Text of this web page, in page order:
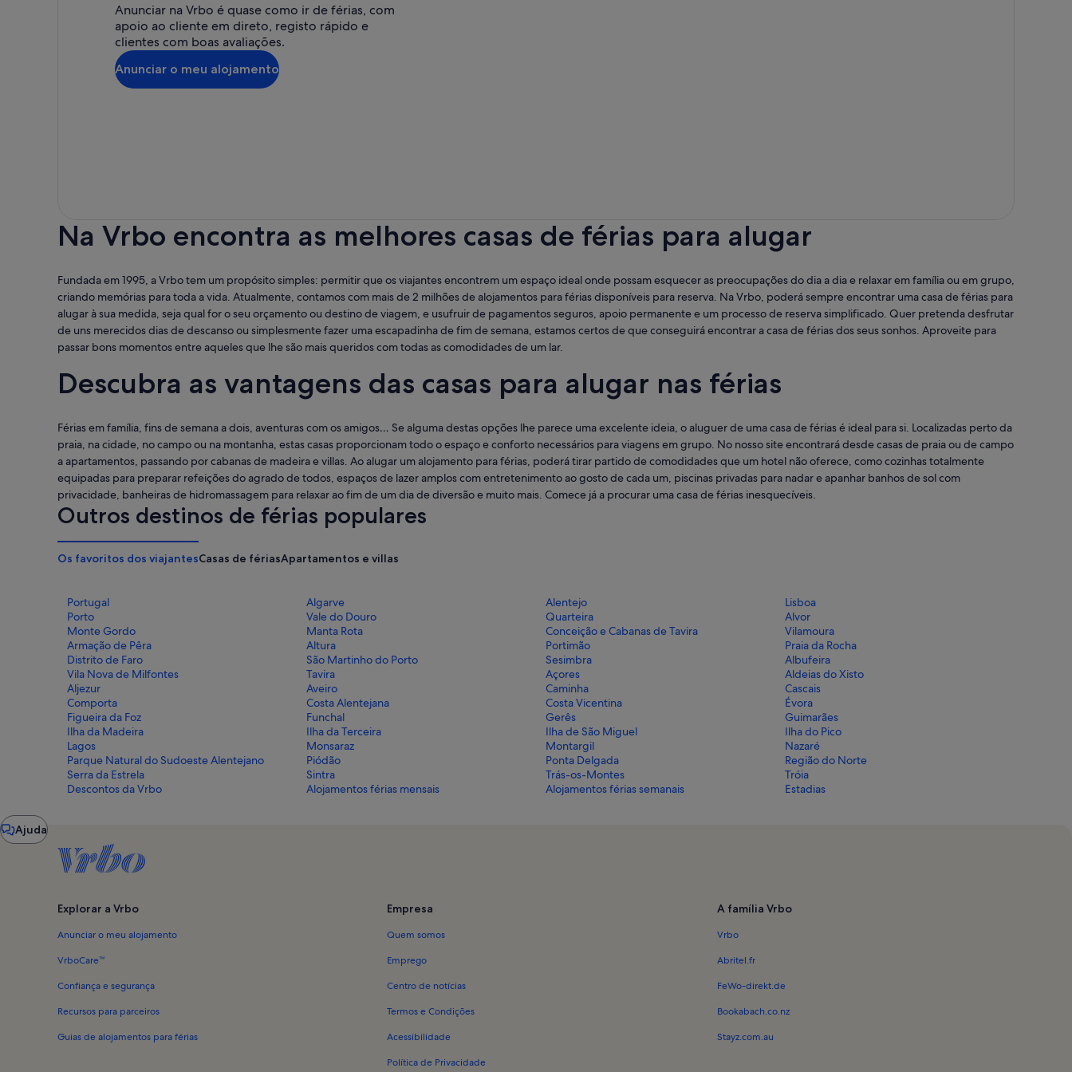
Anunciar na Vrbo é quase como ir de férias, com
apoio ao cliente em direto, registo rápido e
clientes com boas avaliações.
Anunciar o meu alojamento
Na Vrbo encontra as melhores casas de férias para alugar
Fundada em 1995, a Vrbo tem um propósito simples: permitir que os viajantes encontrem um espaço ideal onde possam esquecer as preocupações do dia a dia e relaxar em família ou em grupo,
criando memórias para toda a vida. Atualmente, contamos com mais de 2 milhões de alojamentos para férias disponíveis para reserva. Na Vrbo, poderá sempre encontrar uma casa de férias para
alugar à sua medida, seja qual for o seu orçamento ou destino de viagem, e usufruir de pagamentos seguros, apoio permanente e um processo de reserva simplificado. Quer pretenda desfrutar
de uns merecidos dias de descanso ou simplesmente fazer uma escapadinha de fim de semana, estamos certos de que conseguirá encontrar a casa de férias dos seus sonhos. Aproveite para
passar bons momentos entre aqueles que lhe são mais queridos com todas as comodidades de um lar.
Descubra as vantagens das casas para alugar nas férias
Férias em família, fins de semana a dois, aventuras com os amigos… Se alguma destas opções lhe parece uma excelente ideia, o aluguer de uma casa de férias é ideal para si. Localizadas perto da
praia, na cidade, no campo ou na montanha, estas casas proporcionam todo o espaço e conforto necessários para viagens em grupo. No nosso site encontrará desde casas de praia ou de campo
a apartamentos, passando por cabanas de madeira e villas. Ao alugar um alojamento para férias, poderá tirar partido de comodidades que um hotel não oferece, como cozinhas totalmente
equipadas para preparar refeições do agrado de todos, espaços de lazer amplos com entretenimento ao gosto de cada um, piscinas privadas para nadar e apanhar banhos de sol com
privacidade, banheiras de hidromassagem para relaxar ao fim de um dia de diversão e muito mais. Comece já a procurar uma casa de férias inesquecíveis.
Outros destinos de férias populares
Os favoritos dos viajantesCasas de fériasApartamentos e villas
Portugal Algarve Alentejo
Lisboa
Porto
Vale do Douro Quarteira
Alvor
Monte Gordo
Manta Rota Conceição e Cabanas de Tavira
Vilamoura
Armação de Pêra
Altura Portimão
Praia da Rocha
Distrito de Faro
São Martinho do Porto Sesimbra
Albufeira
Vila Nova de Milfontes
Tavira Açores
Aldeias do Xisto
Aljezur
Aveiro Caminha
Cascais
Comporta
Costa Alentejana Costa Vicentina
Évora
Figueira da Foz
Funchal Gerês
Guimarães
Ilha da Madeira
Ilha da Terceira Ilha de São Miguel
Ilha do Pico
Lagos
Monsaraz Montargil
Nazaré
Parque Natural do Sudoeste Alentejano
Piódão Ponta Delgada
Região do Norte
Serra da Estrela
Sintra Trás-os-Montes
Tróia
Descontos da Vrbo
Alojamentos férias mensais Alojamentos férias semanais Estadias
Ajuda
Janela
do
Explorar a Vrbo
Anunciar o meu alojamento
VrboCare™
Confiança e segurança
Recursos para parceiros
Guias de alojamentos para férias
Empresa
Quem somos
Emprego
Centro de notícias
Termos e Condições
Acessibilidade
Política de Privacidade
A família Vrbo
Vrbo
Abritel.fr
FeWo-direkt.de
Bookabach.co.nz
Stayz.com.au